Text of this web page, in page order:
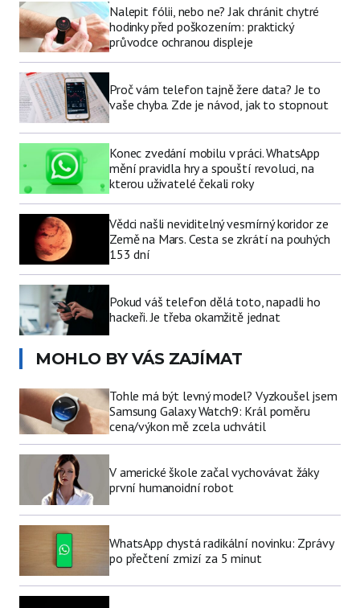
Nalepit fólii, nebo ne? Jak chránit chytré
hodinky před poškozením: praktický
průvodce ochranou displeje
Proč vám telefon tajně žere data? Je to
vaše chyba. Zde je návod, jak to stopnout
Konec zvedání mobilu v práci. WhatsApp
mění pravidla hry a spouští revoluci, na
kterou uživatelé čekali roky
Vědci našli neviditelný vesmírný koridor ze
Země na Mars. Cesta se zkrátí na pouhých
153 dní
Pokud váš telefon dělá toto, napadli ho
hackeři. Je třeba okamžitě jednat
MOHLO BY VÁS ZAJÍMAT
Tohle má být levný model? Vyzkoušel jsem
Samsung Galaxy Watch9: Král poměru
cena/výkon mě zcela uchvátil
V americké škole začal vychovávat žáky
první humanoidní robot
WhatsApp chystá radikální novinku: Zprávy
po přečtení zmizí za 5 minut